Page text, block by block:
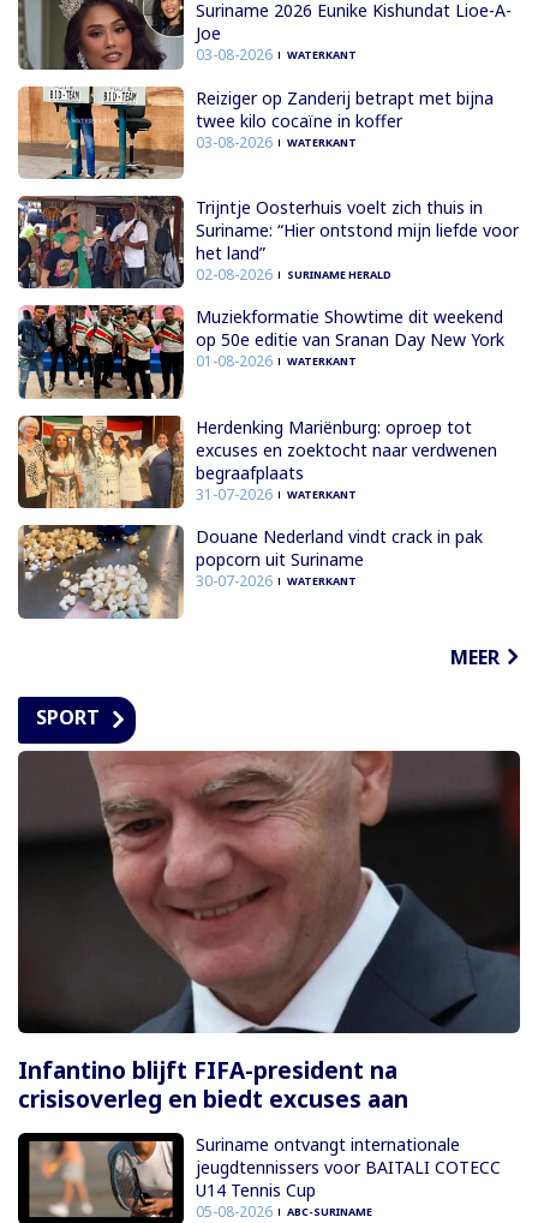
Suriname 2026 Eunike Kishundat Lioe-A-
Joe
03-08-2026 WATERKANT
Reiziger op Zanderij betrapt met bijna
twee kilo cocaïne in koffer
03-08-2026 WATERKANT
Trijntje Oosterhuis voelt zich thuis in
Suriname: “Hier ontstond mijn liefde voor
het land”
02-08-2026 SURINAME HERALD
Muziekformatie Showtime dit weekend
op 50e editie van Sranan Day New York
01-08-2026 WATERKANT
Herdenking Mariënburg: oproep tot
excuses en zoektocht naar verdwenen
begraafplaats
31-07-2026 WATERKANT
Douane Nederland vindt crack in pak
popcorn uit Suriname
30-07-2026 WATERKANT
MEER
SPORT
Infantino blijft FIFA-president na
crisisoverleg en biedt excuses aan
Suriname ontvangt internationale
jeugdtennissers voor BAITALI COTECC
U14 Tennis Cup
05-08-2026 ABC-SURINAME